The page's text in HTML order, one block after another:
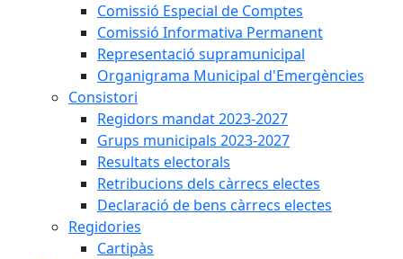
Comissió Especial de Comptes
Comissió Informativa Permanent
Representació supramunicipal
Organigrama Municipal d'Emergències
Consistori
Regidors mandat 2023-2027
Grups municipals 2023-2027
Resultats electorals
Retribucions dels càrrecs electes
Declaració de bens càrrecs electes
Regidories
Cartipàs